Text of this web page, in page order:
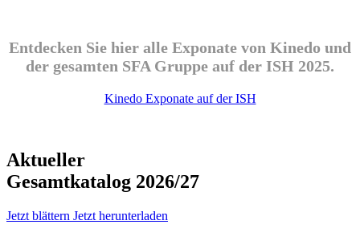
Entdecken Sie hier alle Exponate von Kinedo und
der gesamten SFA Gruppe auf der ISH 2025.
Kinedo Exponate auf der ISH
Aktueller
Gesamtkatalog 2026/27
Jetzt blättern Jetzt herunterladen